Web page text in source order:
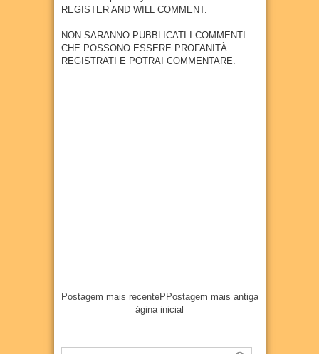
27 Jul 2026
metal
úrgica
com
previs
ão de
300
REGISTER AND WILL COMMENT.
NON SARANNO PUBBLICATI I COMMENTI
CHE POSSONO ESSERE PROFANITÀ.
REGISTRATI E POTRAI COMMENTARE.
Postagem mais recente Postagem mais antiga
P
ágina inicial